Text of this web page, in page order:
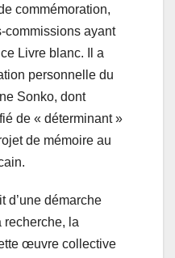
commémoration,
commissions ayant
Livre blanc. Il a
personnelle du
Sonko, dont
de « déterminant »
de mémoire au
d’une démarche
recherche, la
œuvre collective